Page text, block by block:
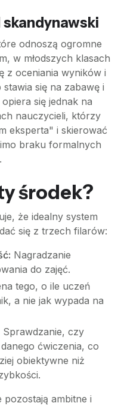
odnoszą ogromne
w młodszych klasach
z oceniania wyników i
się na zabawę i
się jednak na
nauczycieli, którzy
eksperta" i skierować
braku formalnych
środek?
że idealny system
się z trzech filarów:
Nagradzanie
do zajęć.
tego, o ile uczeń
a nie jak wypada na
Sprawdzanie, czy
ćwiczenia, co
obiektywne niż
pozostają ambitne i